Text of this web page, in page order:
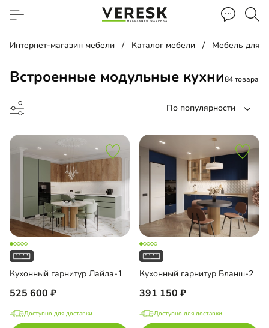
Интернет-магазин мебели Каталог мебели Мебель для
Встроенные модульные кухни84 товара
По популярности
до
Кухонный гарнитур Лайла-1
525 600
Доступно для доставки
Кухонный гарнитур Бланш-2
391 150
Доступно для доставки